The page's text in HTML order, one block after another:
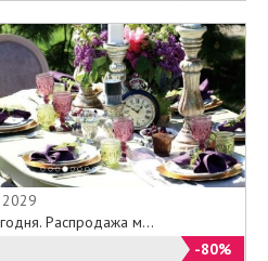
Распродажа м...
-80%